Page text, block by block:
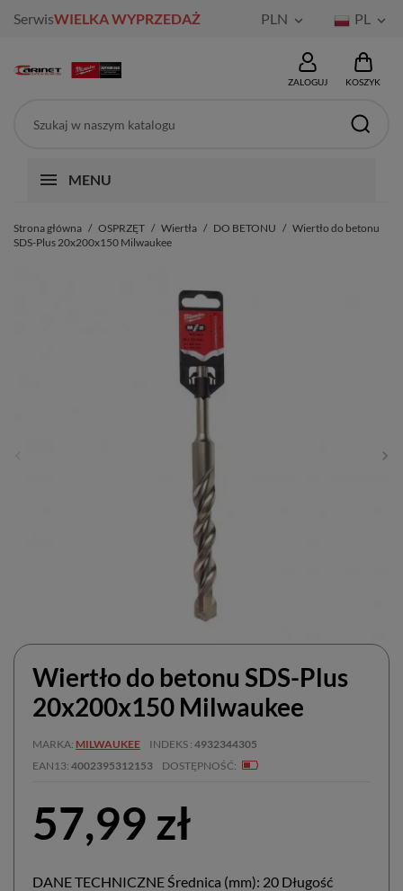
SerwisWIELKA WYPRZEDAŻ PLN  PL 
ZALOGUJ KOSZYK
MENU
Strona główna OSPRZĘT Wiertła DO BETONU
Wiertło do betonu
SDS-Plus 20x200x150 Milwaukee
Wiertło do betonu SDS-Plus
20x200x150 Milwaukee
MARKA MILWAUKEE INDEKS 4932344305
EAN13 4002395312153 DOSTĘPNOŚĆ
57,99 zł
DANE TECHNICZNE Średnica (mm): 20 Długość